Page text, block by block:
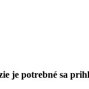
je potrebné sa